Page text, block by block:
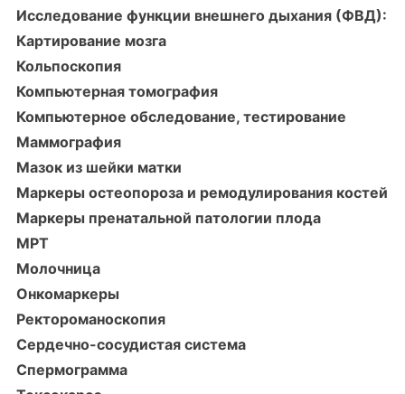
Исследование функции внешнего дыхания (ФВД):
Картирование мозга
Кольпоскопия
Компьютерная томография
Компьютерное обследование, тестирование
Маммография
Мазок из шейки матки
Маркеры остеопороза и ремодулирования костей
Маркеры пренатальной патологии плода
МРТ
Молочница
Онкомаркеры
Ректороманоскопия
Сердечно-сосудистая система
Спермограмма